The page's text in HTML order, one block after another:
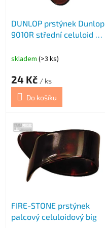
DUNLOP prstýnek Dunlop
9010R střední celuloid M
skladem (>3 ks)
24 Kč / ks
Do košíku
FIRE-STONE prstýnek
palcový celuloidový big